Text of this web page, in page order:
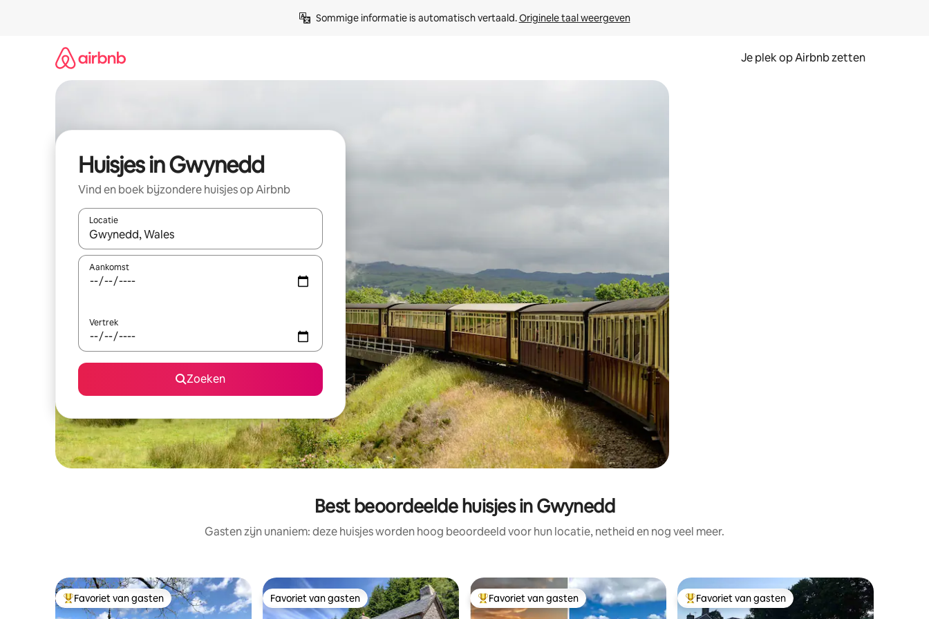
Sommige informatie is automatisch vertaald. Originele taal weergeven
Je plek op Airbnb zetten
Huisjes in Gwynedd
Vind en boek bijzondere huisjes op Airbnb
Locatie
Wanneer er resultaten beschikbaar zijn, maak je een keuze met je de pijltjestoetsen omhoog en omlaag, óf door te tikken of swipen.
Aankomst
Vertrek
Zoeken
Best beoordeelde huisjes in Gwynedd
Gasten zijn unaniem: deze huisjes worden hoog beoordeeld voor hun locatie, netheid en nog veel meer.
Topfavoriet van gasten
Favoriet van gasten Favoriet van gasten
Favoriet van gasten Topfavoriet van gasten
Favoriet van gasten Topfavoriet van gasten
Favoriet van gasten